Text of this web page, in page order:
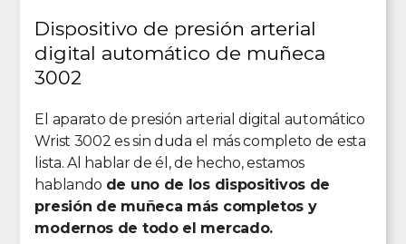
Dispositivo de presión arterial
digital automático de muñeca
3002
El aparato de presión arterial digital automático
Wrist 3002 es sin duda el más completo de esta
lista. Al hablar de él, de hecho, estamos
hablando de uno de los dispositivos de
presión de muñeca más completos y
modernos de todo el mercado.